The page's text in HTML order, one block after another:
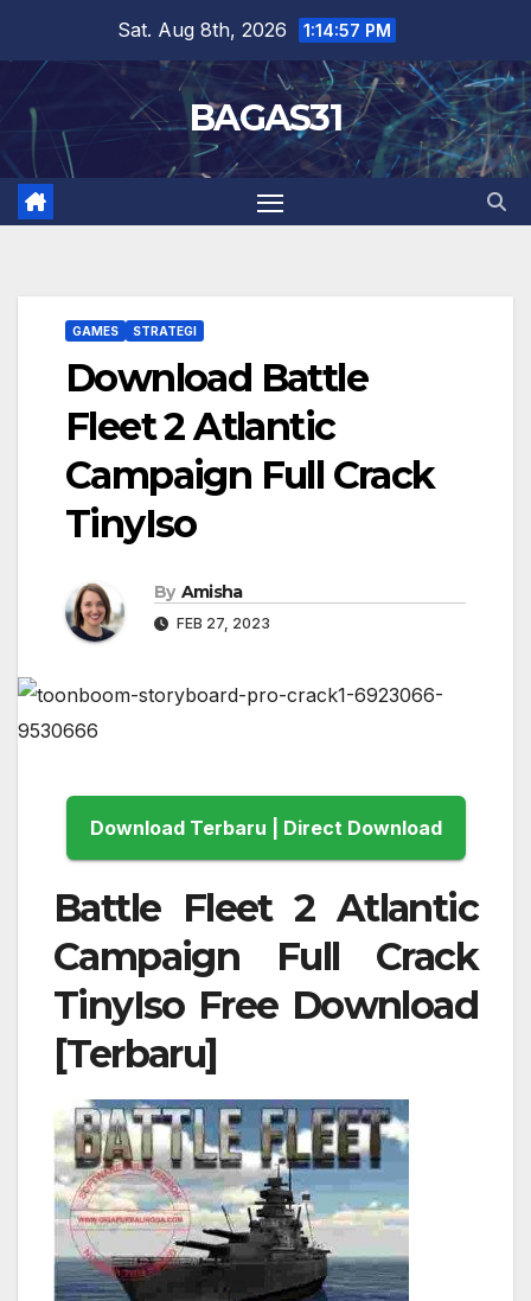
content
Sat. Aug 8th, 2026 1:14:59 PM
BAGAS31
GAMES STRATEGI
Download Battle
Fleet 2 Atlantic
Campaign Full Crack
TinyIso
By Amisha
FEB 27, 2023
Download Terbaru | Direct Download
Battle Fleet 2 Atlantic
Campaign Full Crack
TinyIso Free Download
[Terbaru]